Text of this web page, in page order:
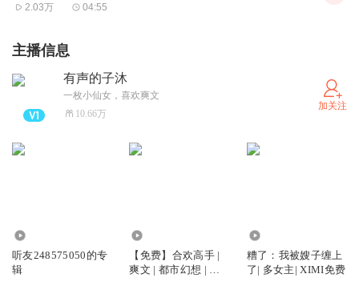
2.03万 04:55
主播信息
有声的子沐
一枚小仙女，喜欢爽文
10.66万
加关注
听友248575050的专
辑
【免费】合欢高手 |
爽文 | 都市幻想 | 逆
糟了：我被嫂子缠上
了| 多女主| XIMI免费